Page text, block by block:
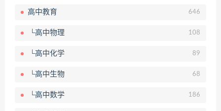
高中教育 646
└高中物理 108
└高中化学 89
└高中生物 68
└高中数学 186